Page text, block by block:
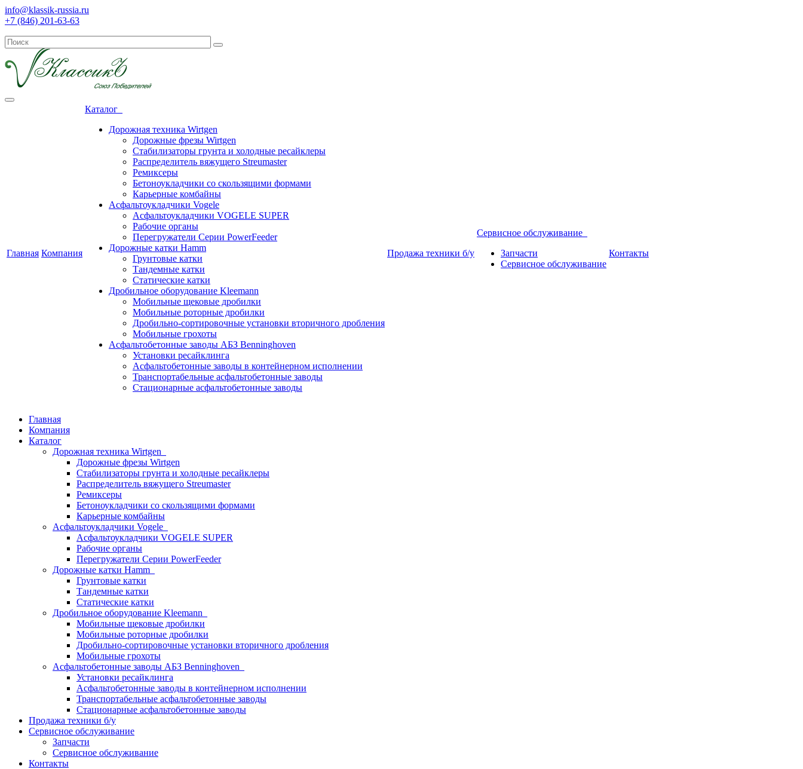
info@klassik-russia.ru
+7 (846) 201-63-63
Главная Компания
Каталог
Дорожная техника Wirtgen
Дорожные фрезы Wirtgen
Стабилизаторы грунта и холодные ресайклеры
Распределитель вяжущего Streumaster
Ремиксеры
Бетоноукладчики со скользящими формами
Карьерные комбайны
Асфальтоукладчики Vogele
Асфальтоукладчики VOGELE SUPER
Рабочие органы
Перегружатели Серии PowerFeeder
Дорожные катки Hamm
Грунтовые катки
Тандемные катки
Статические катки
Дробильное оборудование Kleemann
Мобильные щековые дробилки
Мобильные роторные дробилки
Дробильно-сортировочные установки вторичного дробления
Мобильные грохоты
Асфальтобетонные заводы АБЗ Benninghoven
Установки ресайклинга
Асфальтобетонные заводы в контейнерном исполнении
Транспортабельные асфальтобетонные заводы
Стационарные асфальтобетонные заводы
Продажа техники б/у
Сервисное обслуживание
Запчасти
Сервисное обслуживание
Контакты
Главная
Компания
Каталог
Дорожная техника Wirtgen
Дорожные фрезы Wirtgen
Стабилизаторы грунта и холодные ресайклеры
Распределитель вяжущего Streumaster
Ремиксеры
Бетоноукладчики со скользящими формами
Карьерные комбайны
Асфальтоукладчики Vogele
Асфальтоукладчики VOGELE SUPER
Рабочие органы
Перегружатели Серии PowerFeeder
Дорожные катки Hamm
Грунтовые катки
Тандемные катки
Статические катки
Дробильное оборудование Kleemann
Мобильные щековые дробилки
Мобильные роторные дробилки
Дробильно-сортировочные установки вторичного дробления
Мобильные грохоты
Асфальтобетонные заводы АБЗ Benninghoven
Установки ресайклинга
Асфальтобетонные заводы в контейнерном исполнении
Транспортабельные асфальтобетонные заводы
Стационарные асфальтобетонные заводы
Продажа техники б/у
Сервисное обслуживание
Запчасти
Сервисное обслуживание
Контакты